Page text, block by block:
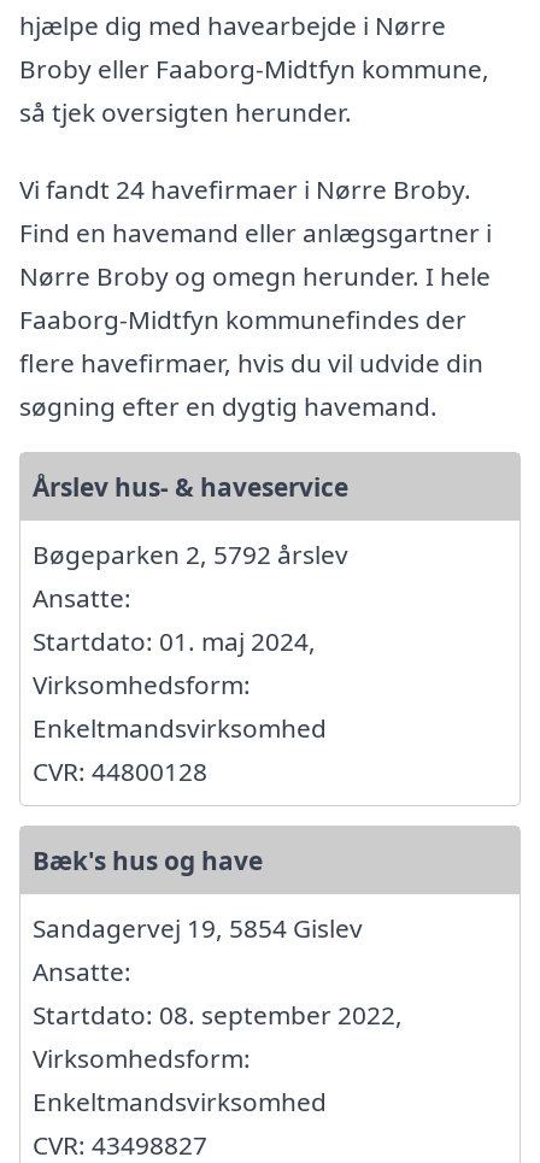
hjælpe dig med havearbejde i Nørre
Broby eller Faaborg-Midtfyn kommune,
så tjek oversigten herunder.
Vi fandt 24 havefirmaer i Nørre Broby.
Find en havemand eller anlægsgartner i
Nørre Broby og omegn herunder. I hele
Faaborg-Midtfyn kommunefindes der
flere havefirmaer, hvis du vil udvide din
søgning efter en dygtig havemand.
Årslev hus- & haveservice
Bøgeparken 2, 5792 årslev
Ansatte:
Startdato: 01. maj 2024,
Virksomhedsform:
Enkeltmandsvirksomhed
CVR: 44800128
Bæk's hus og have
Sandagervej 19, 5854 Gislev
Ansatte:
Startdato: 08. september 2022,
Virksomhedsform:
Enkeltmandsvirksomhed
CVR: 43498827